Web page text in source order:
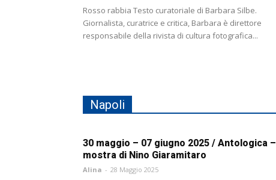
Rosso rabbia Testo curatoriale di Barbara Silbe.
Giornalista, curatrice e critica, Barbara è direttore
responsabile della rivista di cultura fotografica...
Napoli
30 maggio – 07 giugno 2025 / Antologica –
mostra di Nino Giaramitaro
Alina - 28 Maggio 2025